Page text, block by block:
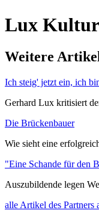
Lux
Weitere
Ich steig' jetzt ein, ich
Gerhard Lux kritisiert
Die Brückenbauer
Wie sieht eine
"Eine Schande für den
Auszubildende legen
alle Artikel des Partners